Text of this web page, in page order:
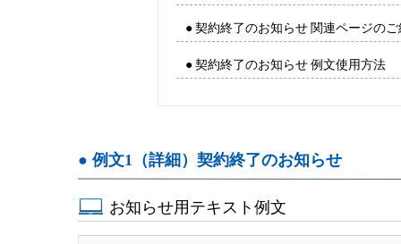
● 契約終了のお知らせ 関連ページの
● 契約終了のお知らせ 例文使用方法
● 例文1（詳細）契約終了のお知らせ
お知らせ用テキスト例文